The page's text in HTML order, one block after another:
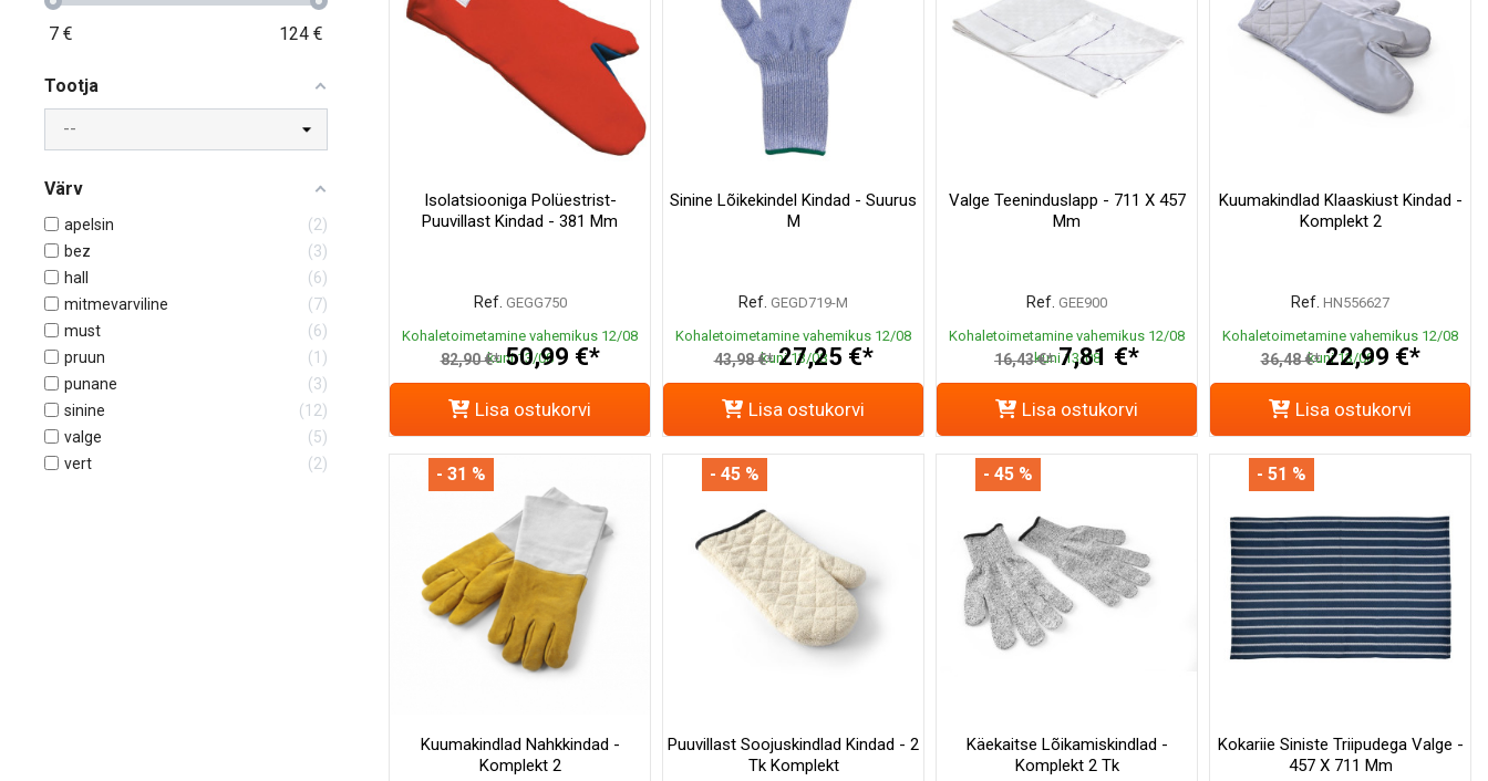
7 € 124 €
Tootja
Värv
apelsin
2
bez
3
hall
6
mitmevarviline
7
must
6
pruun
1
punane
3
sinine
12
valge
5
vert
2
Isolatsiooniga Polüestrist-
Puuvillast Kindad - 381 Mm
Ref. GEGG750
Kohaletoimetamine vahemikus 12/08
kuni 13/08
82,90 €* 50,99 €*
Lisa ostukorvi
Sinine Lõikekindel Kindad - Suurus
M
Ref. GEGD719-M
Kohaletoimetamine vahemikus 12/08
kuni 13/08
43,98 €* 27,25 €*
Lisa ostukorvi
Valge Teeninduslapp - 711 X 457
Mm
Ref. GEE900
Kohaletoimetamine vahemikus 12/08
kuni 13/08
16,43 €* 7,81 €*
Lisa ostukorvi
Kuumakindlad Klaaskiust Kindad -
Komplekt 2
Ref. HN556627
Kohaletoimetamine vahemikus 12/08
kuni 13/08
36,48 €* 22,99 €*
Lisa ostukorvi
Kuumakindlad Nahkkindad -
Komplekt 2
- 31 %
Puuvillast Soojuskindlad Kindad - 2
Tk Komplekt
- 45 %
Käekaitse Lõikamiskindlad -
Komplekt 2 Tk
- 45 %
Kokariie Siniste Triipudega Valge -
457 X 711 Mm
- 51 %